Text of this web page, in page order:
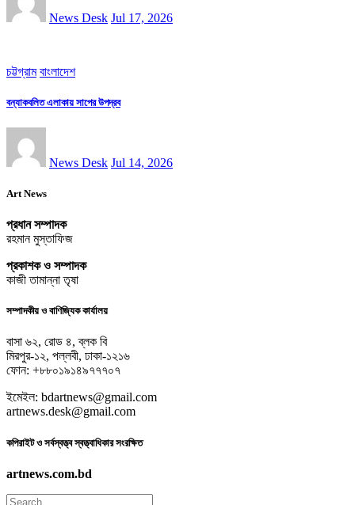
News Desk Jul 17, 2026
চট্টগ্রাম বাংলাদেশ
বন্যাকবলিত এলাকায় সাপের উপদ্রব
News Desk Jul 14, 2026
Art News
প্রধান সম্পাদক
রহমান মুস্তাফিজ
প্রকাশক ও সম্পাদক
কাজী তামান্না তৃষা
সম্পাদকীয় ও বাণিজ্যিক কার্যালয়
বাসা ৬২, রোড ৪, ব্লক বি
মিরপুর-১২, পল্লবী, ঢাকা-১২১৬
ফোন: +৮৮০১৯১৪৯৭৭৭০৭
ইমেইল: bdartnews@gmail.com
artnews.desk@gmail.com
কপিরাইট ও সর্বস্বত্ত্ব স্বত্ত্বাধিকার সংরক্ষিত
artnews.com.bd